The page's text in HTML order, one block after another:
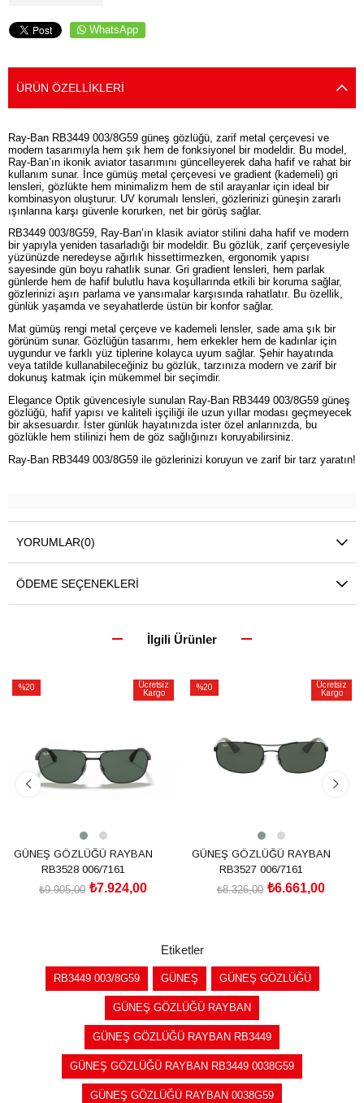
WhatsApp
ÜRÜN ÖZELLIKLERI
Ray-Ban RB3449 003/8G59 güneş gözlüğü, zarif metal çerçevesi ve
modern tasarımıyla hem şık hem de fonksiyonel bir modeldir. Bu model,
Ray-Ban’ın ikonik aviator tasarımını güncelleyerek daha hafif ve rahat bir
kullanım sunar. İnce gümüş metal çerçevesi ve gradient (kademeli) gri
lensleri, gözlükte hem minimalizm hem de stil arayanlar için ideal bir
kombinasyon oluşturur. UV korumalı lensleri, gözlerinizi güneşin zararlı
ışınlarına karşı güvenle korurken, net bir görüş sağlar.
RB3449 003/8G59, Ray-Ban’ın klasik aviator stilini daha hafif ve modern
bir yapıyla yeniden tasarladığı bir modeldir. Bu gözlük, zarif çerçevesiyle
yüzünüzde neredeyse ağırlık hissettirmezken, ergonomik yapısı
sayesinde gün boyu rahatlık sunar. Gri gradient lensleri, hem parlak
günlerde hem de hafif bulutlu hava koşullarında etkili bir koruma sağlar,
gözlerinizi aşırı parlama ve yansımalar karşısında rahatlatır. Bu özellik,
günlük yaşamda ve seyahatlerde üstün bir konfor sağlar.
Mat gümüş rengi metal çerçeve ve kademeli lensler, sade ama şık bir
görünüm sunar. Gözlüğün tasarımı, hem erkekler hem de kadınlar için
uygundur ve farklı yüz tiplerine kolayca uyum sağlar. Şehir hayatında
veya tatilde kullanabileceğiniz bu gözlük, tarzınıza modern ve zarif bir
dokunuş katmak için mükemmel bir seçimdir.
Elegance Optik güvencesiyle sunulan Ray-Ban RB3449 003/8G59 güneş
gözlüğü, hafif yapısı ve kaliteli işçiliği ile uzun yıllar modası geçmeyecek
bir aksesuardır. İster günlük hayatınızda ister özel anlarınızda, bu
gözlükle hem stilinizi hem de göz sağlığınızı koruyabilirsiniz.
Ray-Ban RB3449 003/8G59 ile gözlerinizi koruyun ve zarif bir tarz yaratın!
YORUMLAR(0)
ÖDEME SEÇENEKLERI
İlgili Ürünler
%20
Ücretsiz
Kargo
GÜNEŞ GÖZLÜĞÜ RAYBAN
RB3528 006/7161
₺7.924,00
₺9.905,00
%20
Ücretsiz
Kargo
GÜNEŞ GÖZLÜĞÜ RAYBAN
RB3527 006/7161
₺6.661,00
₺8.326,00
Etiketler
RB3449 003/8G59 GÜNEŞ GÜNEŞ GÖZLÜĞÜ
GÜNEŞ GÖZLÜĞÜ RAYBAN
GÜNEŞ GÖZLÜĞÜ RAYBAN RB3449
GÜNEŞ GÖZLÜĞÜ RAYBAN RB3449 0038G59
GÜNEŞ GÖZLÜĞÜ RAYBAN 0038G59